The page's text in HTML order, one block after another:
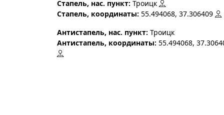
Стапель, нас. пункт: Троицк
Стапель, координаты: 55.494068, 37.306409
Антистапель, нас. пункт: Троицк
Антистапель, координаты: 55.494068,